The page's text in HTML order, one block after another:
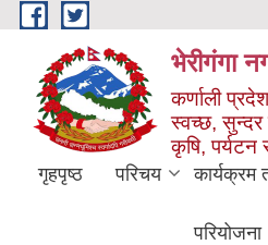
Skip to main content
भेरीगंगा
कर्णाली
स्वच्छ, सुन्दर
कृषि, पर्यटन
गृहपृष्ठ परिचय कार्यक्रम
परियोजना